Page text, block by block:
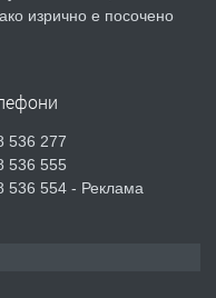
в гр. Хасково кв.
НА МЕБЕЛИ.
изрично е посочено
536 277
536 555
536 554 - Реклама